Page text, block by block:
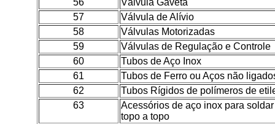
56
Válvula Gaveta
57
Válvula de Alívio
58
Válvulas Motorizadas
59
Válvulas de Regulação e Controle
60
Tubos de Aço Inox
61
Tubos de Ferro ou Aços não
62
Tubos Rígidos de polímeros de
63
Acessórios de aço inox para soldar
topo a topo